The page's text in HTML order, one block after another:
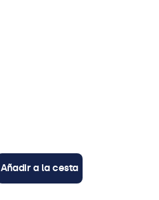
Añadir a la cesta